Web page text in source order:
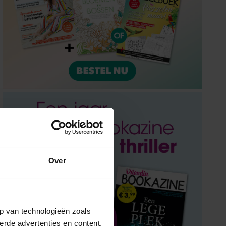
Over
van technologieën zoals
advertenties en content,